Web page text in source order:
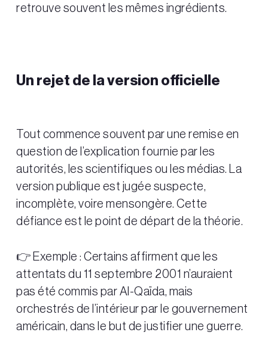
retrouve souvent les mêmes ingrédients.
Un rejet de la version officielle
Tout commence souvent par une remise en
question de l’explication fournie par les
autorités, les scientifiques ou les médias. La
version publique est jugée suspecte,
incomplète, voire mensongère. Cette
défiance est le point de départ de la théorie.
👉 Exemple : Certains affirment que les
attentats du 11 septembre 2001 n’auraient
pas été commis par Al-Qaïda, mais
orchestrés de l’intérieur par le gouvernement
américain, dans le but de justifier une guerre.